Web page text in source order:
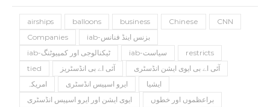
airships balloons business Chinese
CNN
Companies
iab-بزنس اینڈ فنانس
iab-ٹیکنالوجی اور کمپیوٹنگ
iab-سیاست
restricts
tied
آئی اے بی انڈسٹریز
آئی اے بی ایوی ایشن انڈسٹری
امریکہ
ایرو اسپیس انڈسٹری
ایشیا
ایوی ایشن اور ایرو اسپیس انڈسٹری
براعظموں اور خطوں